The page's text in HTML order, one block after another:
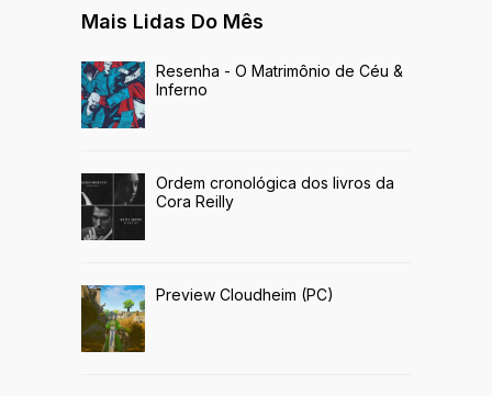
Mais Lidas Do Mês
Resenha - O Matrimônio de Céu &
Inferno
Ordem cronológica dos livros da
Cora Reilly
Preview Cloudheim (PC)